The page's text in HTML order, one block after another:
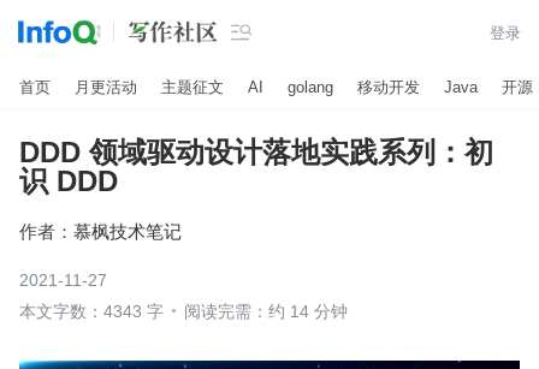
 登录
首页 月更活动 主题征文 AI golang 移动开发 Java 开源
DDD 领域驱动设计落地实践系列：初
识 DDD
作者： 慕枫技术笔记
2021-11-27
本文字数：4343 字
阅读完需：约 14 分钟